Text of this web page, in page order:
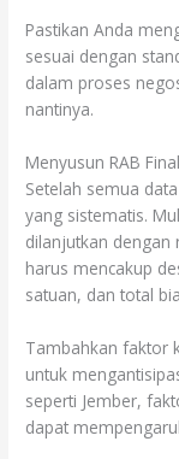
Pastikan Anda
sesuai dengan
dalam proses
nantinya.
Menyusun RAB Final
Setelah semua
yang sistematis.
dilanjutkan dengan
harus mencakup
satuan, dan total
Tambahkan faktor
untuk
seperti Jember,
dapat